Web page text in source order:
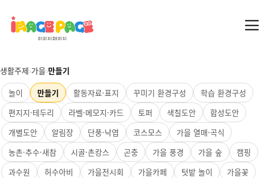
생활주제›가을›만들기
놀이
만들기 활동자료·표지 꾸미기 환경구성
학습 환경구성
편지지·테두리
라벨·메모지·카드 토퍼 색칠도안
합성도안
개별도안
알림장 단풍·낙엽 코스모스
가을 열매·곡식
농촌·추수·새참
시골·촌캉스 곤충 가을 풍경 가을 숲
캠핑
과수원
허수아비 가을전시회 가을카페 텃밭 놀이
가을꽃